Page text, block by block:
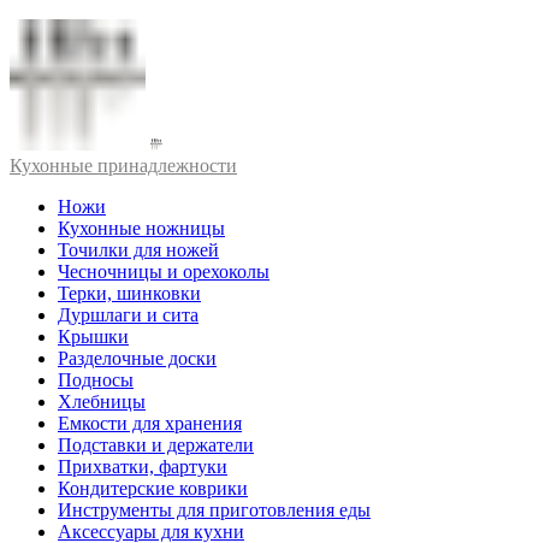
Кухонные принадлежности
Ножи
Кухонные ножницы
Точилки для ножей
Чесночницы и орехоколы
Терки, шинковки
Дуршлаги и сита
Крышки
Разделочные доски
Подносы
Хлебницы
Емкости для хранения
Подставки и держатели
Прихватки, фартуки
Кондитерские коврики
Инструменты для приготовления еды
Аксессуары для кухни